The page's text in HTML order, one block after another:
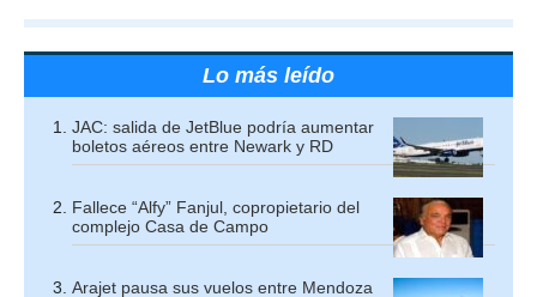
Lo más leído
JAC: salida de JetBlue podría aumentar
boletos aéreos entre Newark y RD
Fallece “Alfy” Fanjul, copropietario del
complejo Casa de Campo
Arajet pausa sus vuelos entre Mendoza